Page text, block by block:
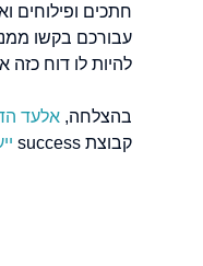
חתכים ופילוחים
עבורכם בקשו
להיות לו דוח כזה אחרי
בהצלחה, אלעד
קבוצת success